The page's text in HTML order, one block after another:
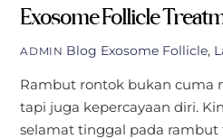
Exosome Follicle
ADMIN Blog Exosome Follicle,
Rambut rontok bukan cuma
tapi juga kepercayaan diri.
selamat tinggal pada rambut